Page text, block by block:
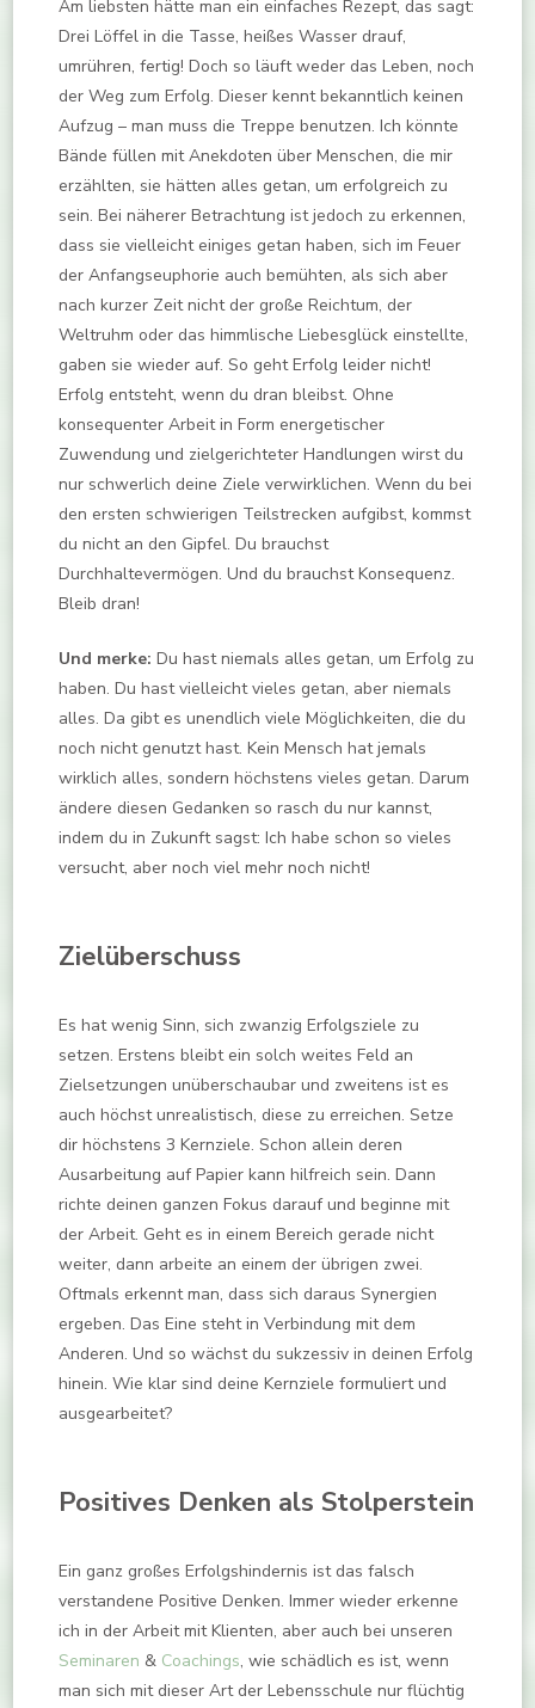
Am liebsten hätte man ein einfaches Rezept, das sagt:
Drei Löffel in die Tasse, heißes Wasser drauf,
umrühren, fertig! Doch so läuft weder das Leben, noch
der Weg zum Erfolg. Dieser kennt bekanntlich keinen
Aufzug – man muss die Treppe benutzen. Ich könnte
Bände füllen mit Anekdoten über Menschen, die mir
erzählten, sie hätten alles getan, um erfolgreich zu
sein. Bei näherer Betrachtung ist jedoch zu erkennen,
dass sie vielleicht einiges getan haben, sich im Feuer
der Anfangseuphorie auch bemühten, als sich aber
nach kurzer Zeit nicht der große Reichtum, der
Weltruhm oder das himmlische Liebesglück einstellte,
gaben sie wieder auf. So geht Erfolg leider nicht!
Erfolg entsteht, wenn du dran bleibst. Ohne
konsequenter Arbeit in Form energetischer
Zuwendung und zielgerichteter Handlungen wirst du
nur schwerlich deine Ziele verwirklichen. Wenn du bei
den ersten schwierigen Teilstrecken aufgibst, kommst
du nicht an den Gipfel. Du brauchst
Durchhaltevermögen. Und du brauchst Konsequenz.
Bleib dran!
Und merke: Du hast niemals alles getan, um Erfolg zu
haben. Du hast vielleicht vieles getan, aber niemals
alles. Da gibt es unendlich viele Möglichkeiten, die du
noch nicht genutzt hast. Kein Mensch hat jemals
wirklich alles, sondern höchstens vieles getan. Darum
ändere diesen Gedanken so rasch du nur kannst,
indem du in Zukunft sagst: Ich habe schon so vieles
versucht, aber noch viel mehr noch nicht!
Zielüberschuss
Es hat wenig Sinn, sich zwanzig Erfolgsziele zu
setzen. Erstens bleibt ein solch weites Feld an
Zielsetzungen unüberschaubar und zweitens ist es
auch höchst unrealistisch, diese zu erreichen. Setze
dir höchstens 3 Kernziele. Schon allein deren
Ausarbeitung auf Papier kann hilfreich sein. Dann
richte deinen ganzen Fokus darauf und beginne mit
der Arbeit. Geht es in einem Bereich gerade nicht
weiter, dann arbeite an einem der übrigen zwei.
Oftmals erkennt man, dass sich daraus Synergien
ergeben. Das Eine steht in Verbindung mit dem
Anderen. Und so wächst du sukzessiv in deinen Erfolg
hinein. Wie klar sind deine Kernziele formuliert und
ausgearbeitet?
Positives Denken als Stolperstein
Ein ganz großes Erfolgshindernis ist das falsch
verstandene Positive Denken. Immer wieder erkenne
ich in der Arbeit mit Klienten, aber auch bei unseren
Seminaren & Coachings, wie schädlich es ist, wenn
man sich mit dieser Art der Lebensschule nur flüchtig